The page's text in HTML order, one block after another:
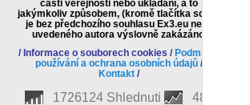
části veřejnosti nebo ukládaní, a to
jakýmkoliv způsobem, (kromě tlačítka sdílet)
je bez předchozího souhlasu Ex3.eu nebo
uvedeného autora výslovně zakázáno.
/ Informace o souborech cookies / Podmínky
používání a ochrana osobních údajů /
Kontakt /
1726124 Shlednuti
488